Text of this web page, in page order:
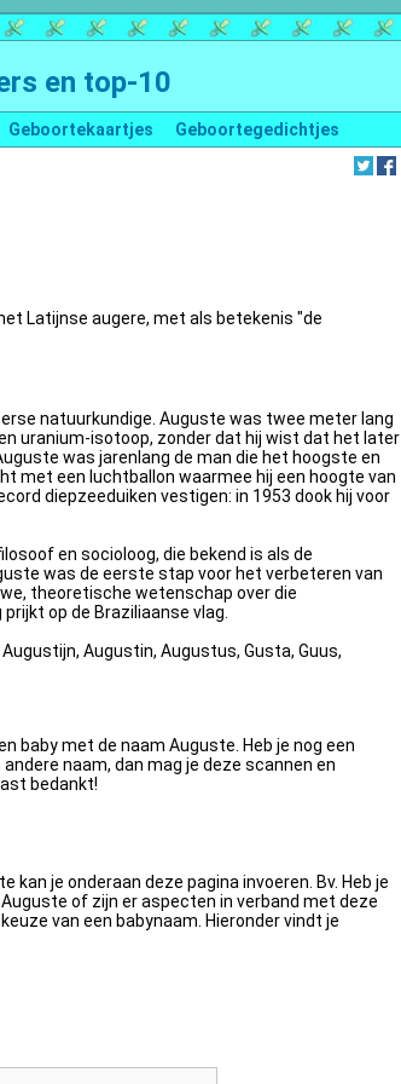
en top-10
Geboortekaartjes Geboortegedichtjes
Latijnse augere, met als betekenis "de
natuurkundige. Auguste was twee meter lang
uranium-isotoop, zonder dat hij wist dat het later
was jarenlang de man die het hoogste en
met een luchtballon waarmee hij een hoogte van
diepzeeduiken vestigen: in 1953 dook hij voor
en socioloog, die bekend is als de
was de eerste stap voor het verbeteren van
theoretische wetenschap over die
op de Braziliaanse vlag.
Augustin, Augustus, Gusta, Guus,
baby met de naam Auguste. Heb je nog een
naam, dan mag je deze scannen en
bedankt!
je onderaan deze pagina invoeren. Bv. Heb je
of zijn er aspecten in verband met deze
van een babynaam. Hieronder vindt je